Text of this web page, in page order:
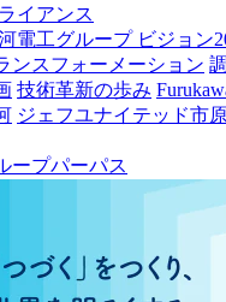
イアンス
電工グループ ビジョン
ンスフォーメーション
技術革新の歩み
ジェフユナイテッド市
ープパーパス